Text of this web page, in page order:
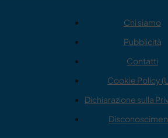
Chi siamo
Pubblicità
Contatti
Cookie Policy
Dichiarazione sulla